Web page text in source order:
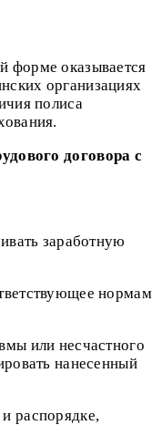
форме оказывается
организациях
полиса
договора с
заработную
нормам
или несчастного
нанесенный
распорядке,